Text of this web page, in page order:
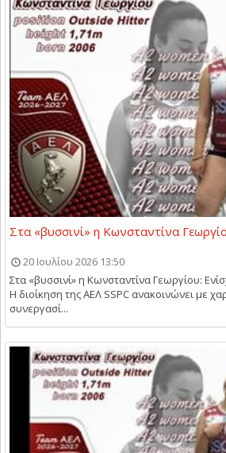
Στα «βυσσινί» η Κωνσταντίνα
20 Ιουλίου 2026 13:50
Στα «βυσσινί» η Κωνσταντίνα Γεωργίου:
Η διοίκηση της ΑΕΛ SSPC ανακοινώνει με
συνεργασί...